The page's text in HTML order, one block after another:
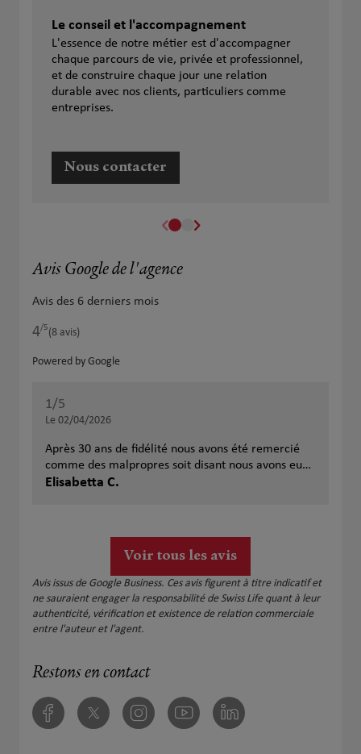
Le conseil et l'accompagnement
L'essence de notre métier est d'accompagner
chaque parcours de vie, privée et professionnel,
et de construire chaque jour une relation
durable avec nos clients, particuliers comme
entreprises.
Nous contacter
Avis Google de l'agence
Avis des 6 derniers mois
4/5Note de 4 sur 5
(8 avis)
Powered by Google
1/5
Le 02/04/2026
Après 30 ans de fidélité nous avons été remercié
comme des malpropres soit disant nous avons eu
trop de sinistres déclarés !? Combien? En 30 ans ?
Elisabetta C.
Voir tous les avis
Avis issus de Google Business. Ces avis figurent à titre indicatif et
ne sauraient engager la responsabilité de Swiss Life quant à leur
authenticité, vérification et existence de relation commerciale
entre l'auteur et l'agent.
Restons en contact
FacebookTwitter InstagramYoutube Linkedin